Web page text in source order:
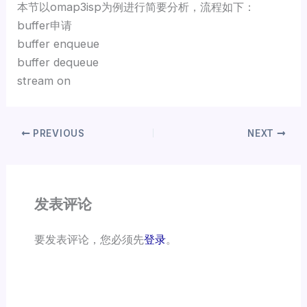
本节以omap3isp为例进行简要分析，流程如下：
buffer申请
buffer enqueue
buffer dequeue
stream on
PREVIOUS NEXT
发表评论
要发表评论，您必须先登录。